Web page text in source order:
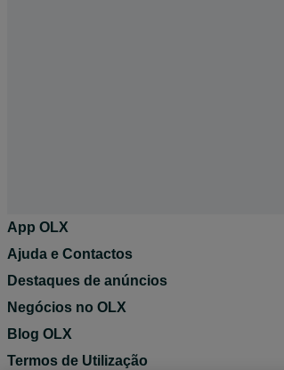
App OLX
Ajuda e Contactos
Destaques de anúncios
Negócios no OLX
Blog OLX
Termos de Utilização